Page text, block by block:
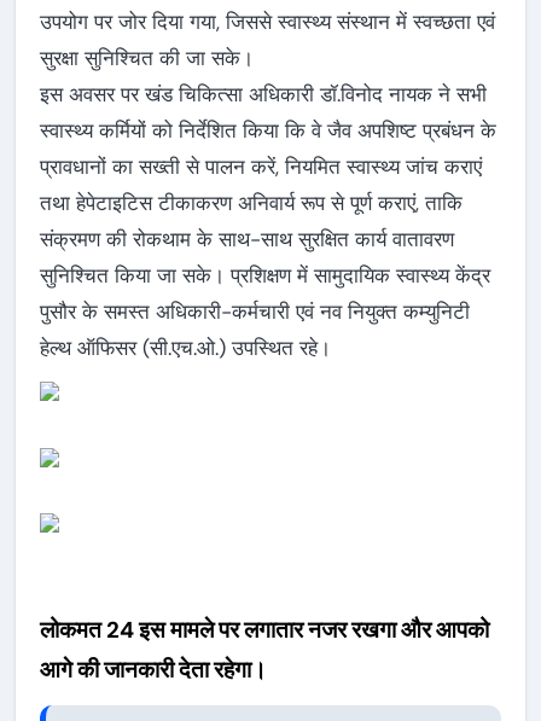
उपयोग पर जोर दिया गया, जिससे स्वास्थ्य संस्थान में स्वच्छता एवं
सुरक्षा सुनिश्चित की जा सके।
इस अवसर पर खंड चिकित्सा अधिकारी डॉ.विनोद नायक ने सभी
स्वास्थ्य कर्मियों को निर्देशित किया कि वे जैव अपशिष्ट प्रबंधन के
प्रावधानों का सख्ती से पालन करें, नियमित स्वास्थ्य जांच कराएं
तथा हेपेटाइटिस टीकाकरण अनिवार्य रूप से पूर्ण कराएं, ताकि
संक्रमण की रोकथाम के साथ-साथ सुरक्षित कार्य वातावरण
सुनिश्चित किया जा सके। प्रशिक्षण में सामुदायिक स्वास्थ्य केंद्र
पुसौर के समस्त अधिकारी-कर्मचारी एवं नव नियुक्त कम्युनिटी
हेल्थ ऑफिसर (सी.एच.ओ.) उपस्थित रहे।
लोकमत 24 इस मामले पर लगातार नजर रखगा और आपको
आगे की जानकारी देता रहेगा।